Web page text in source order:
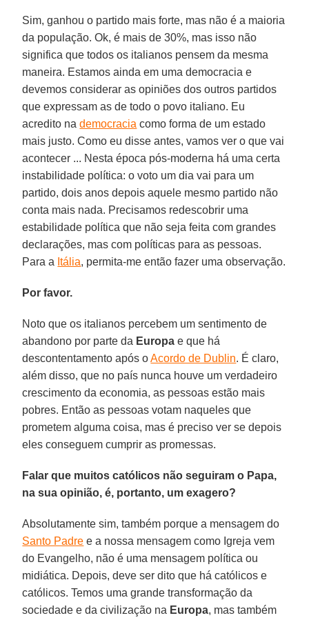
Sim, ganhou o partido mais forte, mas não é a maioria
da população. Ok, é mais de 30%, mas isso não
significa que todos os italianos pensem da mesma
maneira. Estamos ainda em uma democracia e
devemos considerar as opiniões dos outros partidos
que expressam as de todo o povo italiano. Eu
acredito nademocracia como forma de um estado
mais justo. Como eu disse antes, vamos ver o que vai
acontecer ... Nesta época pós-moderna há uma certa
instabilidade política: o voto um dia vai para um
partido, dois anos depois aquele mesmo partido não
conta mais nada. Precisamos redescobrir uma
estabilidade política que não seja feita com grandes
declarações, mas com políticas para as pessoas.
Para a Itália, permita-me então fazer uma observação.
Por favor.
Noto que os italianos percebem um sentimento de
abandono por parte da Europa e que há
descontentamento após oAcordo de Dublin. É claro,
além disso, que no país nunca houve um verdadeiro
crescimento da economia, as pessoas estão mais
pobres. Então as pessoas votam naqueles que
prometem alguma coisa, mas é preciso ver se depois
eles conseguem cumprir as promessas.
Falar que muitos católicos não seguiram o Papa,
na sua opinião, é, portanto, um exagero?
Absolutamente sim, também porque a mensagem do
Santo Padre e a nossa mensagem como Igreja vem
do Evangelho, não é uma mensagem política ou
midiática. Depois, deve ser dito que há católicos e
católicos. Temos uma grande transformação da
sociedade e da civilização na Europa, mas também